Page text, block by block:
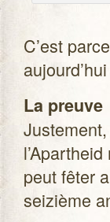
C’est
La preuve
peut fêter
seizième